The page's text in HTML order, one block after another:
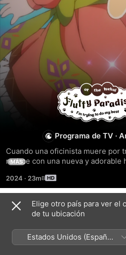
Fluffy
Programa de TV ·
Cuando una oficinista muere por
renace con una nueva y adorable
como Nema, donde tiene la
humanos de ese mundo
cambio obtiene el poder de que
humanas la amen con locura. Ya
MÁS
2024 · 23m
Temporada 1
Elige otro país para ver el
de tu ubicación
Estados Unidos (Español
México)